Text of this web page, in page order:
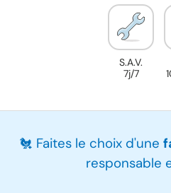
S.A.V.
7j/7
🐔 Faites le choix d'une
responsable